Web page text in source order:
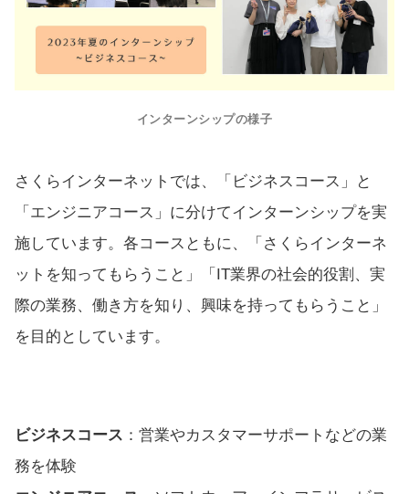
インターンシップの様子
さくらインターネットでは、「ビジネスコース」と
「エンジニアコース」に分けてインターンシップを実
施しています。各コースともに、「さくらインターネ
ットを知ってもらうこと」「IT業界の社会的役割、実
際の業務、働き方を知り、興味を持ってもらうこと」
を目的としています。
ビジネスコース ：営業やカスタマーサポートなどの業
務を体験